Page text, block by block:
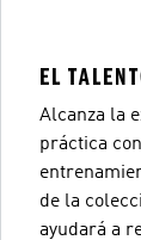
EL
Alcanza la
práctica
de la
ayudará a